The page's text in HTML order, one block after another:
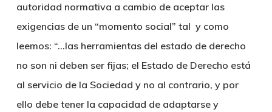
autoridad normativa a cambio de aceptar las
exigencias de un “momento social” tal y como
leemos: “…las herramientas del estado de derecho
no son ni deben ser fijas; el Estado de Derecho está
al servicio de la Sociedad y no al contrario, y por
ello debe tener la capacidad de adaptarse y